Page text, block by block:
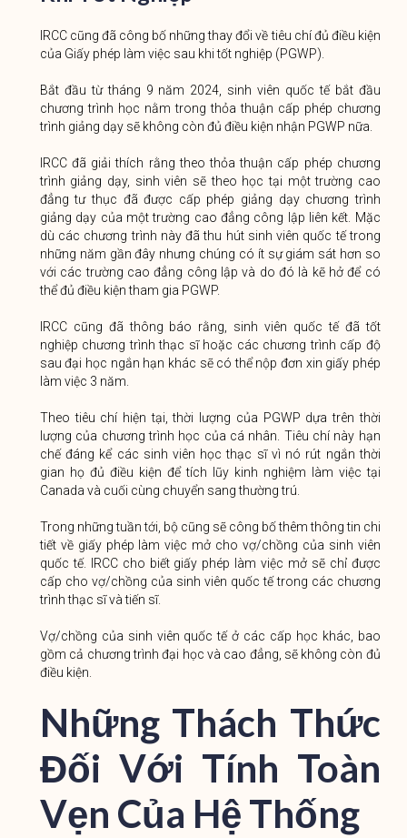
IRCC cũng đã công bố những thay đổi về tiêu chí đủ điều kiện
của Giấy phép làm việc sau khi tốt nghiệp (PGWP).
Bắt đầu từ tháng 9 năm 2024, sinh viên quốc tế bắt đầu
chương trình học nằm trong thỏa thuận cấp phép chương
trình giảng dạy sẽ không còn đủ điều kiện nhận PGWP nữa.
IRCC đã giải thích rằng theo thỏa thuận cấp phép chương
trình giảng dạy, sinh viên sẽ theo học tại một trường cao
đẳng tư thục đã được cấp phép giảng dạy chương trình
giảng dạy của một trường cao đẳng công lập liên kết. Mặc
dù các chương trình này đã thu hút sinh viên quốc tế trong
những năm gần đây nhưng chúng có ít sự giám sát hơn so
với các trường cao đẳng công lập và do đó là kẽ hở để có
thể đủ điều kiện tham gia PGWP.
IRCC cũng đã thông báo rằng, sinh viên quốc tế đã tốt
nghiệp chương trình thạc sĩ hoặc các chương trình cấp độ
sau đại học ngắn hạn khác sẽ có thể nộp đơn xin giấy phép
làm việc 3 năm.
Theo tiêu chí hiện tại, thời lượng của PGWP dựa trên thời
lượng của chương trình học của cá nhân. Tiêu chí này hạn
chế đáng kể các sinh viên học thạc sĩ vì nó rút ngắn thời
gian họ đủ điều kiện để tích lũy kinh nghiệm làm việc tại
Canada và cuối cùng chuyển sang thường trú.
Trong những tuần tới, bộ cũng sẽ công bố thêm thông tin chi
tiết về giấy phép làm việc mở cho vợ/chồng của sinh viên
quốc tế. IRCC cho biết giấy phép làm việc mở sẽ chỉ được
cấp cho vợ/chồng của sinh viên quốc tế trong các chương
trình thạc sĩ và tiến sĩ.
Vợ/chồng của sinh viên quốc tế ở các cấp học khác, bao
gồm cả chương trình đại học và cao đẳng, sẽ không còn đủ
điều kiện.
Những Thách Thức
Đối Với Tính Toàn
Vẹn Của Hệ Thống